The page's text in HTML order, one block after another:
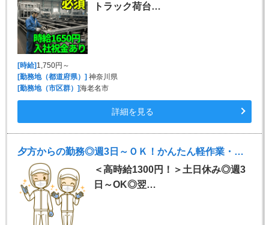
トラック荷台…
[時給] 1,750円～
[勤務地（都道府県）] 神奈川県
[勤務地（市区群）]海老名市
詳細を見る
夕方からの勤務◎週3日～ＯＫ！かんたん軽作業・梱包
＜高時給1300円！＞土日休み◎週3
日～OK◎翌…